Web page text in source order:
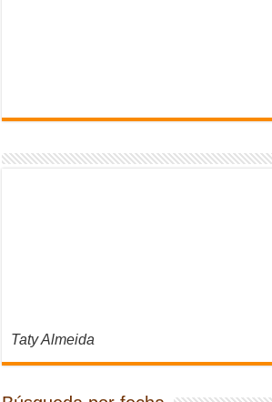
Taty Almeida